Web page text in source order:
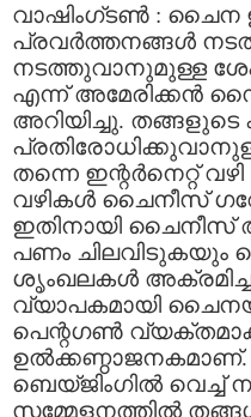
വാഷിംഗ്ടൺ : ചൈന
പ്രവർത്തനങ്ങൾ
നടത്തുവാനുമുള്ള
എന്ന് അമേരിക്കൻ
അറിയിച്ചു.
തന്നെ ഇന്റർനെറ്റ്
വഴികൾ ചൈനീസ്
ഇതിനായി
പണം ചിലവിടുകയും
ശൃംഖലകൾ
വ്യാപകമായി
പെന്റഗൺ
ബെയ്ജിംഗിൽ വെച്ച്
സമ്മേളനത്തിൽ